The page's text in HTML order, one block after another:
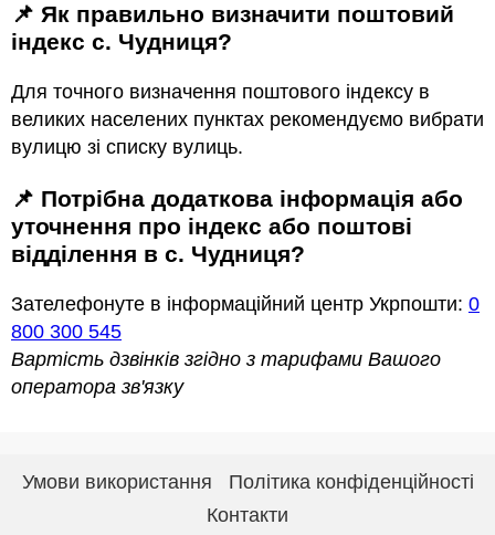
📌 Як правильно визначити поштовий
індекс с. Чудниця?
Для точного визначення поштового індексу в
великих населених пунктах рекомендуємо вибрати
вулицю зі списку вулиць.
📌 Потрібна додаткова інформація або
уточнення про індекс або поштові
відділення в с. Чудниця?
Зателефонуте в інформаційний центр Укрпошти: 0
800 300 545
Вартість дзвінків згідно з тарифами Вашого
оператора зв'язку
Умови використання
Політика конфіденційності
Контакти